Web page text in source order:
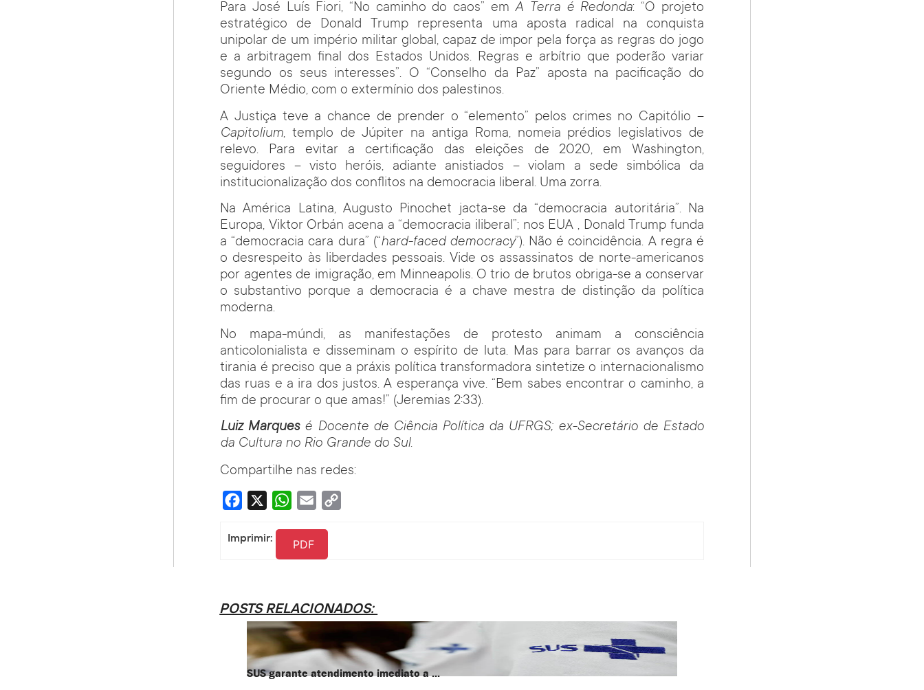
Para José Luís Fiori, “No caminho do caos” emA Terra é Redonda: “O projeto
estratégico de Donald Trump representa uma aposta radical na conquista
unipolar de um império militar global, capaz de impor pela força as regras do jogo
e a arbitragem final dos Estados Unidos. Regras e arbítrio que poderão variar
segundo os seus interesses”. O “Conselho da Paz” aposta na pacificação do
Oriente Médio, com o extermínio dos palestinos.
A Justiça teve a chance de prender o “elemento” pelos crimes no Capitólio –
Capitolium, templo de Júpiter na antiga Roma, nomeia prédios legislativos de
relevo. Para evitar a certificação das eleições de 2020, em Washington,
seguidores – visto heróis, adiante anistiados – violam a sede simbólica da
institucionalização dos conflitos na democracia liberal. Uma zorra.
Na América Latina, Augusto Pinochet jacta-se da “democracia autoritária”. Na
Europa, Viktor Orbán acena a “democracia iliberal”; nos EUA , Donald Trump funda
a “democracia cara dura” (“hard-faced democracy”). Não é coincidência. A regra é
o desrespeito às liberdades pessoais. Vide os assassinatos de norte-americanos
por agentes de imigração, em Minneapolis. O trio de brutos obriga-se a conservar
o substantivo porque a democracia é a chave mestra de distinção da política
moderna.
No mapa-múndi, as manifestações de protesto animam a consciência
anticolonialista e disseminam o espírito de luta. Mas para barrar os avanços da
tirania é preciso que a práxis política transformadora sintetize o internacionalismo
das ruas e a ira dos justos. A esperança vive. “Bem sabes encontrar o caminho, a
fim de procurar o que amas!” (Jeremias 2:33).
Luiz Marquesé Docente de Ciência Política da UFRGS; ex-Secretário de Estado
da Cultura no Rio Grande do Sul.
Compartilhe nas redes:
Facebook WhatsApp
Email
Imprimir: PDF
POSTS RELACIONADOS:
SUS garante atendimento imediato a ...